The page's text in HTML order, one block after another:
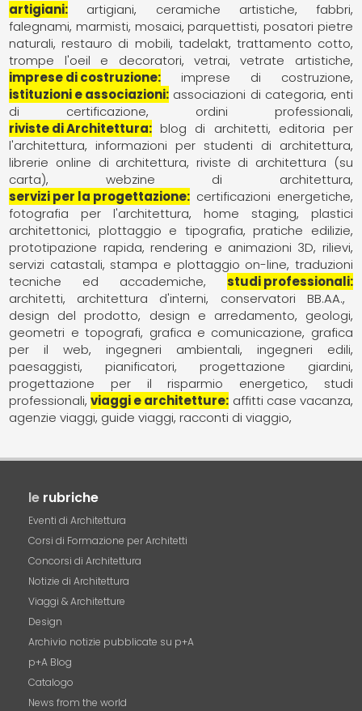
artigiani artigiani ceramiche artistiche
fabbri
falegnami marmisti mosaici parquettisti posatori pietre
naturali restauro di mobili tadelakt trattamento cotto
trompe l'oeil e decoratori
vetrai
vetrate artistiche
imprese di costruzione
imprese di costruzione
istituzioni e associazioni associazioni di categoria enti
di certificazione
ordini professionali
riviste di Architettura
blog di architetti
editoria per
l'architettura
informazioni per studenti di architettura
librerie online di architettura riviste di architettura (su
carta)
webzine di architettura
servizi per la progettazione
certificazioni energetiche
fotografia per l'architettura
home staging
plastici
architettonici
plottaggio e tipografia
pratiche edilizie
prototipazione rapida rendering e animazioni 3D rilievi
servizi catastali stampa e plottaggio on-line traduzioni
tecniche ed accademiche
studi professionali
architetti
architettura d'interni
conservatori BB.AA.
design del prodotto
design e arredamento
geologi
geometri e topografi grafica e comunicazione grafica
per il web
ingegneri ambientali
ingegneri edili
paesaggisti
pianificatori
progettazione giardini
progettazione per il risparmio energetico
studi
professionali viaggi e architetture affitti case vacanza
agenzie viaggi guide viaggi racconti di viaggio
le rubriche
Eventi di Architettura
Corsi di Formazione per Architetti
Concorsi di Architettura
Notizie di Architettura
Viaggi & Architetture
Design
Archivio notizie pubblicate su p+A
p+A Blog
Catalogo
News from the world